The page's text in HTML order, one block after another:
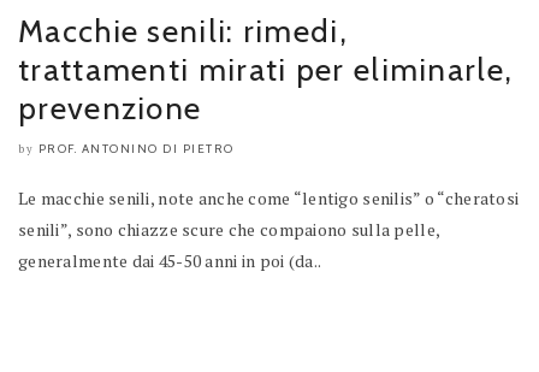
Macchie senili: rimedi,
trattamenti mirati per eliminarle,
prevenzione
by PROF. ANTONINO DI PIETRO
Le macchie senili, note anche come “lentigo senilis” o “cheratosi
senili”, sono chiazze scure che compaiono sulla pelle,
generalmente dai 45-50 anni in poi (da..